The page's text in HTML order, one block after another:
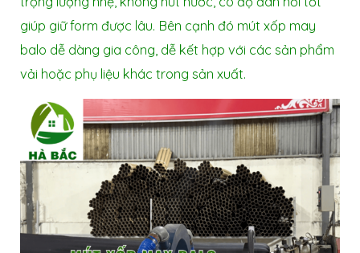
giúp giữ form được lâu. Bên cạnh đó mút xốp may
balo dễ dàng gia công, dễ kết hợp với các sản phẩm
vải hoặc phụ liệu khác trong sản xuất.